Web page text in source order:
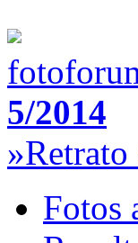
5/2014
»Retrato
Fotos